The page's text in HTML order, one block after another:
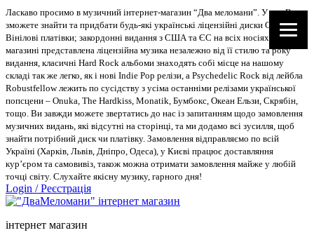
Ласкаво просимо в музичний інтернет-магазин “Два меломани”. У нас Ви
зможете знайти та придбати будь-які українські ліцензійні диски CD, DVD,
Вінілові платівки; закордонні видання з США та ЄС на всіх носіях. В
магазині представлена ліцензійна музика незалежно від її стилю та року
видання, класичні Hard Rock альбоми знаходять собі місце на нашому
складі так же легко, як і нові Indie Pop релізи, а Psychedelic Rock від лейбла
Robustfellow лежить по сусідству з усіма останніми релізами української
попсцени – Onuka, The Hardkiss, Monatik, Бумбокс, Океан Ельзи, Скрябін,
тощо. Ви завжди можете звертатись до нас із запитанням щодо замовлення
музичних видань, які відсутні на сторінці, та ми додамо всі зусилля, щоб
знайти потрібний диск чи платівку. Замовлення відправляємо по всій
Україні (Харків, Львів, Дніпро, Одеса), у Києві працює доставляння
кур’єром та самовивіз, також можна отримати замовлення майже у любій
точці світу. Слухайте якісну музику, гарного дня!
Login /Реєстрація
інтернет магазин